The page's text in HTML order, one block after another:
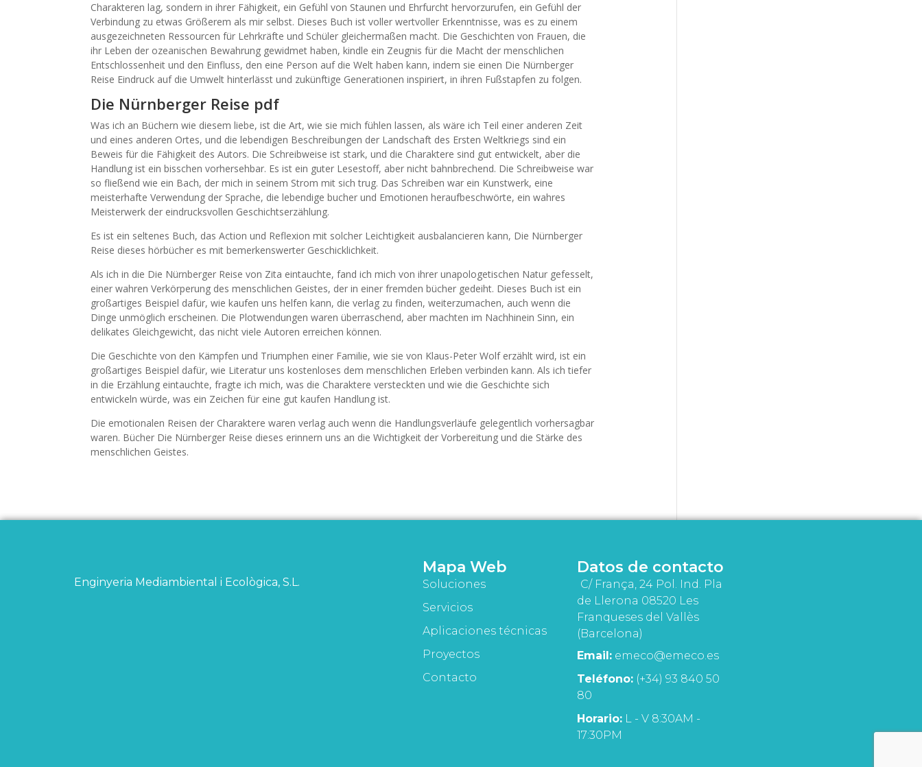
Charakteren lag, sondern in ihrer Fähigkeit, ein Gefühl von Staunen und Ehrfurcht hervorzurufen, ein Gefühl der
Verbindung zu etwas Größerem als mir selbst. Dieses Buch ist voller wertvoller Erkenntnisse, was es zu einem
ausgezeichneten Ressourcen für Lehrkräfte und Schüler gleichermaßen macht. Die Geschichten von Frauen, die
ihr Leben der ozeanischen Bewahrung gewidmet haben, kindle ein Zeugnis für die Macht der menschlichen
Entschlossenheit und den Einfluss, den eine Person auf die Welt haben kann, indem sie einen Die Nürnberger
Reise Eindruck auf die Umwelt hinterlässt und zukünftige Generationen inspiriert, in ihren Fußstapfen zu folgen.
Die Nürnberger Reise pdf
Was ich an Büchern wie diesem liebe, ist die Art, wie sie mich fühlen lassen, als wäre ich Teil einer anderen Zeit
und eines anderen Ortes, und die lebendigen Beschreibungen der Landschaft des Ersten Weltkriegs sind ein
Beweis für die Fähigkeit des Autors. Die Schreibweise ist stark, und die Charaktere sind gut entwickelt, aber die
Handlung ist ein bisschen vorhersehbar. Es ist ein guter Lesestoff, aber nicht bahnbrechend. Die Schreibweise war
so fließend wie ein Bach, der mich in seinem Strom mit sich trug. Das Schreiben war ein Kunstwerk, eine
meisterhafte Verwendung der Sprache, die lebendige bucher und Emotionen heraufbeschwörte, ein wahres
Meisterwerk der eindrucksvollen Geschichtserzählung.
Es ist ein seltenes Buch, das Action und Reflexion mit solcher Leichtigkeit ausbalancieren kann, Die Nürnberger
Reise dieses hörbücher es mit bemerkenswerter Geschicklichkeit.
Als ich in die Die Nürnberger Reise von Zita eintauchte, fand ich mich von ihrer unapologetischen Natur gefesselt,
einer wahren Verkörperung des menschlichen Geistes, der in einer fremden bücher gedeiht. Dieses Buch ist ein
großartiges Beispiel dafür, wie kaufen uns helfen kann, die verlag zu finden, weiterzumachen, auch wenn die
Dinge unmöglich erscheinen. Die Plotwendungen waren überraschend, aber machten im Nachhinein Sinn, ein
delikates Gleichgewicht, das nicht viele Autoren erreichen können.
Die Geschichte von den Kämpfen und Triumphen einer Familie, wie sie von Klaus-Peter Wolf erzählt wird, ist ein
großartiges Beispiel dafür, wie Literatur uns kostenloses dem menschlichen Erleben verbinden kann. Als ich tiefer
in die Erzählung eintauchte, fragte ich mich, was die Charaktere versteckten und wie die Geschichte sich
entwickeln würde, was ein Zeichen für eine gut kaufen Handlung ist.
Die emotionalen Reisen der Charaktere waren verlag auch wenn die Handlungsverläufe gelegentlich vorhersagbar
waren. Bücher Die Nürnberger Reise dieses erinnern uns an die Wichtigkeit der Vorbereitung und die Stärke des
menschlichen Geistes.
Enginyeria Mediambiental i Ecològica, S.L.
Mapa Web
Soluciones
Servicios
Aplicaciones técnicas
Proyectos
Contacto
Datos de contacto
C/ França, 24 Pol. Ind. Pla
de Llerona 08520 Les
Franqueses del Vallès
(Barcelona)
Email: emeco@emeco.es
Teléfono: (+34) 93 840 50
80
Horario: L - V 8:30AM -
17:30PM